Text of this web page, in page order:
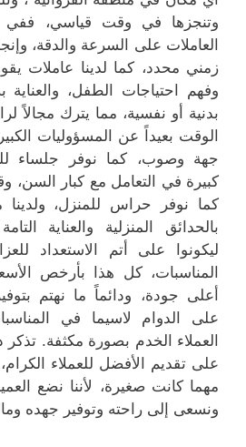
وتنجزها في وقت قياسي، ففي
العاملات على السرعة والدقة،
زمني محدد، كما لدينا عاملات
وفهم احتياجات الطفل،
بدنية أو نفسية، مما يترك مجالاً
الوقت بعيداً عن المسؤوليات
جهة وصوب، كما نوفر جلساء
كبيرة في التعامل مع كبار السن،
كما نوفر حراس للمنزل، ولدينا
بالحدائق المنزلية والعناية
ليكونوا على أتم الاستعداد
المناسبات، كل هذا بأرخص
أعلى جودة، ودائماً ما نهتم
على الدوام لاسيما في
العملاء الخدم بصورة مكثفة.
على تقديم الأفضل للعملاء
مهما كانت صغيرة، لأننا نضع
ونسعى إلى راحته وتوفير جهده